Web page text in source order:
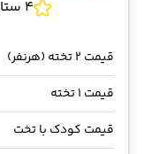
4 ستاره
قیمت 2 تخته (هرنفر)
قیمت 1 تخته
قیمت کودک با تخت